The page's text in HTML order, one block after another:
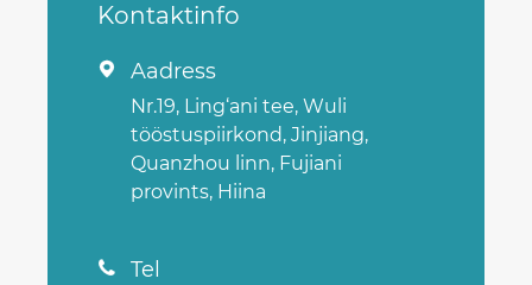
Kontaktinfo
 Aadress
Nr.19, Ling‘ani tee, Wuli
tööstuspiirkond, Jinjiang,
Quanzhou linn, Fujiani
provints, Hiina
 Tel